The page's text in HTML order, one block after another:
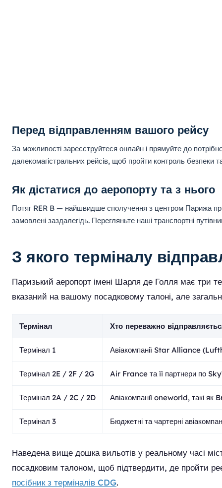
Перед відправленням вашого рейсу
За можливості зареєструйтеся онлайн і прямуйте до
далекомагістральних рейсів, щоб пройти контроль безпеки
Як дістатися до аеропорту та з нього
Потяг RER B — найшвидше сполучення з центром Парижа
замовлені заздалегідь. Перегляньте наші транспортні
З якого терміналу
Паризький аеропорт імені Шарля де Голля має три
вказаний на вашому посадковому талоні, але
Термінал Хто переважно
Термінал 1 Авіакомпанії Star Alliance
Термінал 2E / 2F / 2G Air France та її партнери по
Термінал 2A / 2C / 2D Авіакомпанії oneworld, такі
Термінал 3 Бюджетні та чартерні
Наведена вище дошка вильотів у реальному часі
посадковим талоном, щоб підтвердити, де пройти
посібник з терміналів CDG.